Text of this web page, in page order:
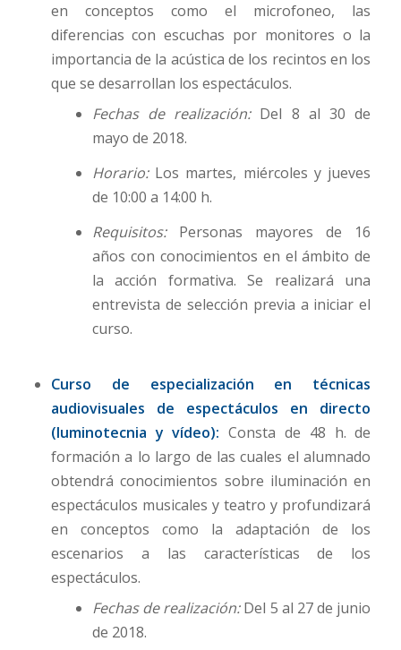
en conceptos como el microfoneo, las
diferencias con escuchas por monitores o la
importancia de la acústica de los recintos en los
que se desarrollan los espectáculos.
Fechas de realización:Del 8 al 30 de
mayo de 2018.
Horario:Los martes, miércoles y jueves
de 10:00 a 14:00 h.
Requisitos:Personas mayores de 16
años con conocimientos en el ámbito de
la acción formativa. Se realizará una
entrevista de selección previa a iniciar el
curso.
Curso de especialización en técnicas
audiovisuales de espectáculos en directo
(luminotecnia y vídeo): Consta de 48 h. de
formación a lo largo de las cuales el alumnado
obtendrá conocimientos sobre iluminación en
espectáculos musicales y teatro y profundizará
en conceptos como la adaptación de los
escenarios a las características de los
espectáculos.
Fechas de realización:Del 5 al 27 de junio
de 2018.